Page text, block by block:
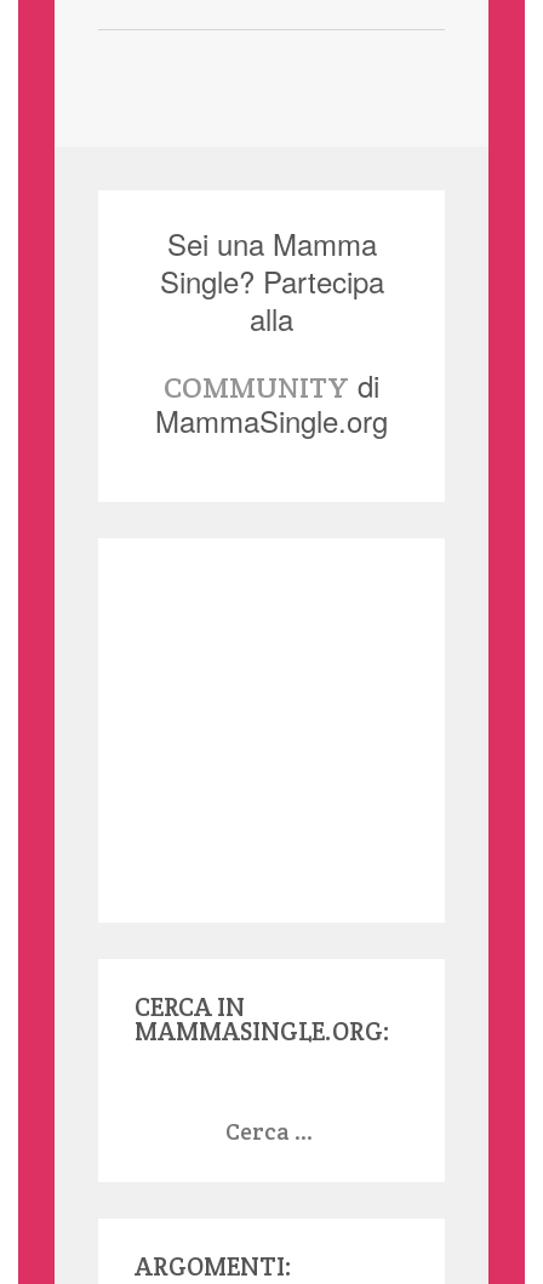
Sei una Mamma
Single? Partecipa
alla
COMMUNITY di
MammaSingle.org
CERCA IN
MAMMASINGLE.ORG:
ARGOMENTI: